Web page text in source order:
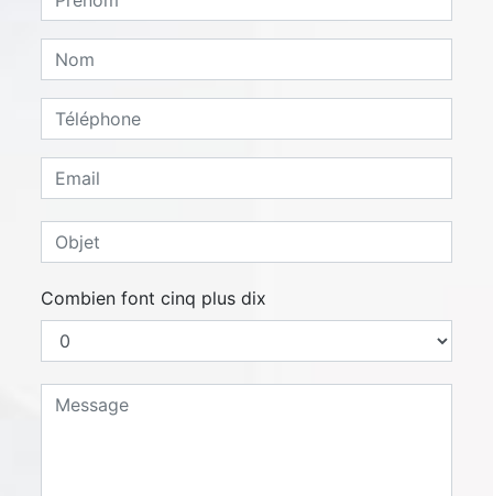
Combien font cinq plus dix